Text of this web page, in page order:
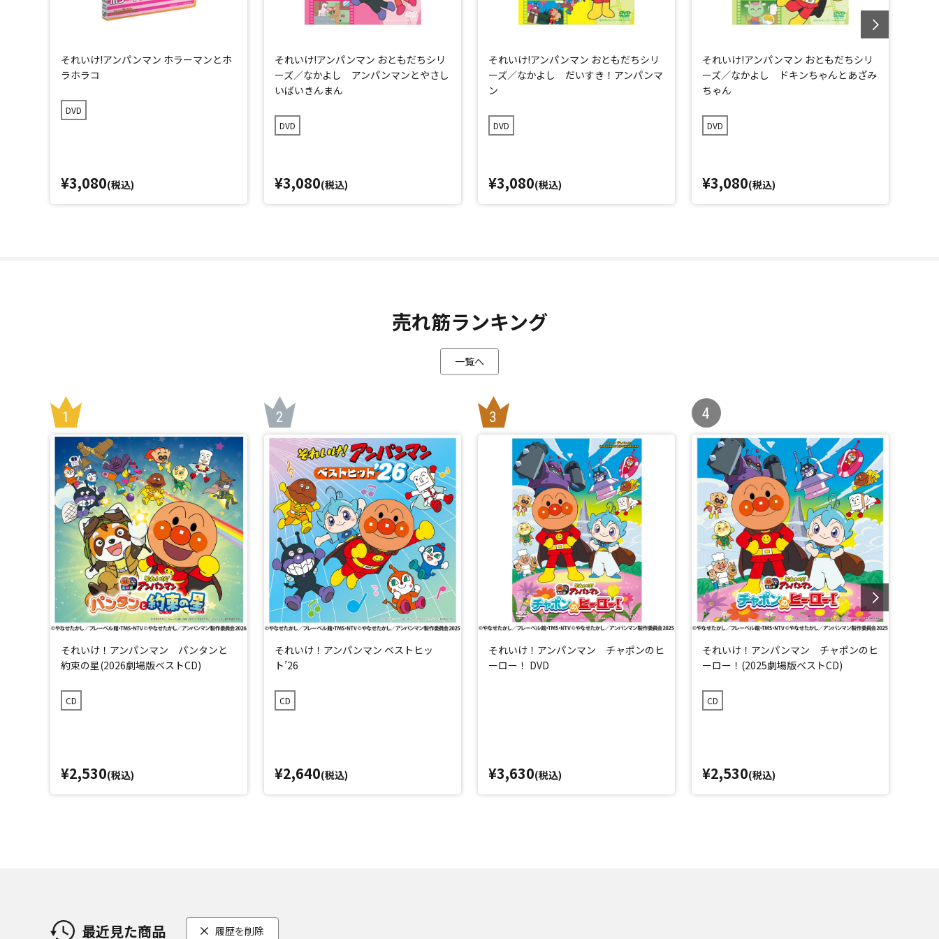
それいけ!アンパンマン ホラーマンとホ
ラホラコ
DVD
¥3,080(税込)
それいけ!アンパンマン おともだちシリ
ーズ／なかよし アンパンマンとやさし
いばいきんまん
DVD
¥3,080(税込)
それいけ!アンパンマン おともだちシリ
ーズ／なかよし だいすき！アンパンマ
ン
DVD
¥3,080(税込)
それいけ!アンパンマン おともだちシリ
ーズ／なかよし ドキンちゃんとあざみ
ちゃん
DVD
¥3,080(税込)
売れ筋ランキング
一覧へ
それいけ！アンパンマン パンタンと
約束の星(2026劇場版ベストCD)
CD
¥2,530(税込)
それいけ！アンパンマン ベストヒッ
ト’26
CD
¥2,640(税込)
それいけ！アンパンマン チャポンのヒ
ーロー！ DVD
¥3,630(税込)
それいけ！アンパンマン チャポンのヒ
ーロー！(2025劇場版ベストCD)
CD
¥2,530(税込)
最近見た商品 履歴を削除